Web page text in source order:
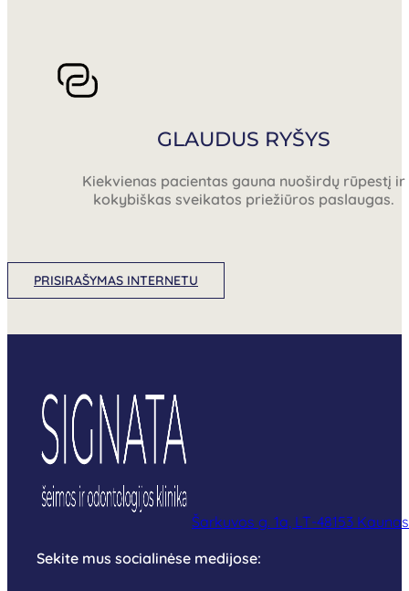
GLAUDUS RYŠYS
Kiekvienas pacientas gauna nuoširdų rūpestį ir
kokybiškas sveikatos priežiūros paslaugas.
PRISIRAŠYMAS INTERNETU
Šarkuvos g. 1a, LT-48153 Kaunas
Sekite mus socialinėse medijose: